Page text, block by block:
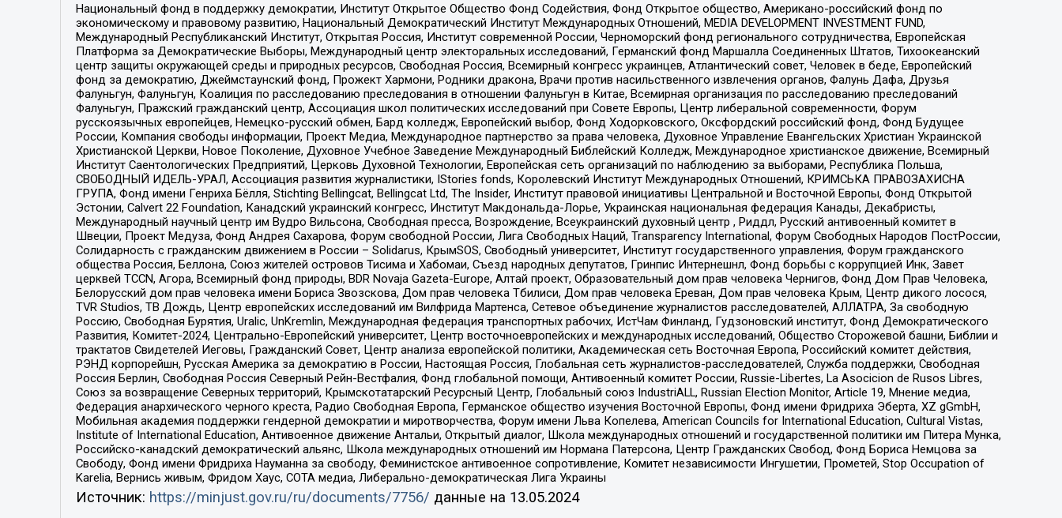
Национальный фонд в поддержку демократии, Институт Открытое Общество Фонд Содействия, Фонд Открытое общество, Американо-российский фонд по
экономическому и правовому развитию, Национальный Демократический Институт Международных Отношений, MEDIA DEVELOPMENT INVESTMENT FUND,
Международный Республиканский Институт, Открытая Россия, Институт современной России, Черноморский фонд регионального сотрудничества, Европейская
Платформа за Демократические Выборы, Международный центр электоральных исследований, Германский фонд Маршалла Соединенных Штатов, Тихоокеанский
центр защиты окружающей среды и природных ресурсов, Свободная Россия, Всемирный конгресс украинцев, Атлантический совет, Человек в беде, Европейский
фонд за демократию, Джеймстаунский фонд, Прожект Хармони, Родники дракона, Врачи против насильственного извлечения органов, Фалунь Дафа, Друзья
Фалуньгун, Фалуньгун, Коалиция по расследованию преследования в отношении Фалуньгун в Китае, Всемирная организация по расследованию преследований
Фалуньгун, Пражский гражданский центр, Ассоциация школ политических исследований при Совете Европы, Центр либеральной современности, Форум
русскоязычных европейцев, Немецко-русский обмен, Бард колледж, Европейский выбор, Фонд Ходорковского, Оксфордский российский фонд, Фонд Будущее
России, Компания свободы информации, Проект Медиа, Международное партнерство за права человека, Духовное Управление Евангельских Христиан Украинской
Христианской Церкви, Новое Поколение, Духовное Учебное Заведение Международный Библейский Колледж, Международное христианское движение, Всемирный
Институт Саентологических Предприятий, Церковь Духовной Технологии, Европейская сеть организаций по наблюдению за выборами, Республика Польша,
СВОБОДНЫЙ ИДЕЛЬ-УРАЛ, Ассоциация развития журналистики, IStories fonds, Королевский Институт Международных Отношений, КРИМСЬКА ПРАВОЗАХИСНА
ГРУПА, Фонд имени Генриха Бёлля, Stichting Bellingcat, Bellingcat Ltd, The Insider, Институт правовой инициативы Центральной и Восточной Европы, Фонд Открытой
Эстонии, Calvert 22 Foundation, Канадский украинский конгресс, Институт Макдональда-Лорье, Украинская национальная федерация Канады, Декабристы,
Международный научный центр им Вудро Вильсона, Свободная пресса, Возрождение, Всеукраинский духовный центр , Риддл, Русский антивоенный комитет в
Швеции, Проект Медуза, Фонд Андрея Сахарова, Форум свободной России, Лига Свободных Наций, Transparеncy International, Форум Свободных Народов ПостРоссии,
Солидарность с гражданским движением в России – Solidarus, КрымSOS, Свободный университет, Институт государственного управления, Форум гражданского
общества Россия, Беллона, Союз жителей островов Тисима и Хабомаи, Съезд народных депутатов, Гринпис Интернешнл, Фонд борьбы с коррупцией Инк, Завет
церквей TCCN, Агора, Всемирный фонд природы, BDR Novaja Gazeta-Europe, Алтай проект, Образовательный дом прав человека Чернигов, Фонд Дом Прав Человека,
Белорусский дом прав человека имени Бориса Звозскова, Дом прав человека Тбилиси, Дом прав человека Ереван, Дом прав человека Крым, Центр дикого лосося,
TVR Studios, ТВ Дождь, Центр европейских исследований им Вилфрида Мартенса, Сетевое объединение журналистов расследователей, АЛЛАТРА, За свободную
Россию, Свободная Бурятия, Uralic, UnKremlin, Международная федерация транспортных рабочих, ИстЧам Финланд, Гудзоновский институт, Фонд Демократического
Развития, Комитет-2024, Центрально-Европейский университет, Центр восточноевропейских и международных исследований, Общество Сторожевой башни, Библии и
трактатов Свидетелей Иеговы, Гражданский Совет, Центр анализа европейской политики, Академическая сеть Восточная Европа, Российский комитет действия,
РЭНД корпорейшн, Русская Америка за демократию в России, Настоящая Россия, Глобальная сеть журналистов-расследователей, Служба поддержки, Свободная
Россия Берлин, Свободная Россия Северный Рейн-Вестфалия, Фонд глобальной помощи, Антивоенный комитет России, Russie-Libertes, La Asocicion de Rusos Libres,
Союз за возвращение Северных территорий, Крымскотатарский Ресурсный Центр, Глобальный союз IndustriALL, Russian Election Monitor, Article 19, Мнение медиа,
Федерация анархического черного креста, Радио Свободная Европа, Германское общество изучения Восточной Европы, Фонд имени Фридриха Эберта, XZ gGmbH,
Мобильная академия поддержки гендерной демократии и миротворчества, Форум имени Льва Копелева, American Councils for International Education, Cultural Vistas,
Institute of International Education, Антивоенное движение Антальи, Открытый диалог, Школа международных отношений и государственной политики им Питера Мунка,
Российско-канадский демократический альянс, Школа международных отношений им Нормана Патерсона, Центр Гражданских Свобод, Фонд Бориса Немцова за
Свободу, Фонд имени Фридриха Науманна за свободу, Феминистское антивоенное сопротивление, Комитет независимости Ингушетии, Прометей, Stop Occupation of
Karelia, Вернись живым, Фридом Хаус, СОТА медиа, Либерально-демократическая Лига Украины
Источник: https://minjust.gov.ru/ru/documents/7756/ данные на 13.05.2024